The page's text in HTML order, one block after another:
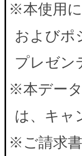
※本使用
およびポ
プレゼン
※本デー
は、キャ
※ご請求